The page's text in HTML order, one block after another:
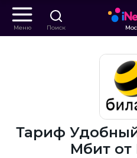
Меню Поиск
Тариф
Мбит от